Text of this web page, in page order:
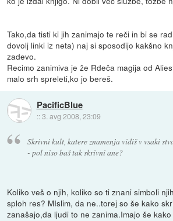
Tako,da tisti ki jih zanimajo te reči in bi se
dovolj linki iz neta) naj si sposodijo kakšno
zadevo.
Recimo zanimiva je že Rdeča magija od
malo srh spreleti,ko jo bereš.
PacificBlue
::3. avg 2008, 23:09
Skrivni kult, katere znamenja vidiš v vsaki
- pol niso baš tak skrivni ane?
Koliko veš o njih, koliko so ti znani simboli
sploh res? MIslim, da ne..torej so še kako
zanašajo,da ljudi to ne zanima.Imajo še kako